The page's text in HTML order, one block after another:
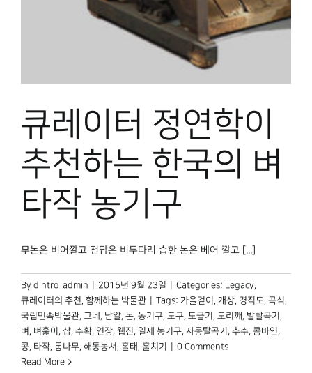
큐레이터 정연학이
추천하는 한국의 벼
타작 농기구
무논은 비어깔고 전답은 비두다려 습한 논은 베어 깔고 [...]
By dintro_admin 2015년 9월 23일 Categories: Legacy,
큐레이터의 추천, 함께하는 박물관 Tags: 가을걷이 , 개상, 경직도, 곡식,
국립민속박물관, 그네 , 낟알, 논, 농기구, 도구, 도급기 , 도리깨 , 발탈곡기 ,
벼 , 벼훑이 , 삽, 수확, 연장, 웹진, 일제 농기구, 자동탈곡기 , 추수, 콤바인,
콩, 타작, 통나무, 해동농서 , 홀태 , 훌치기
0 Comments
Read More